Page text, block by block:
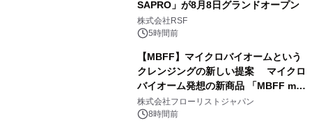
SAPRO」が8月8日グランドオープン
株式会社RSF
5時間前
【MBFF】マイクロバイオームという
クレンジングの新しい提案 マイクロ
バイオーム発想の新商品 「MBFF mb
クレンジングPRO」を2026年8月6日
発売
株式会社フローリストジャパン
8時間前